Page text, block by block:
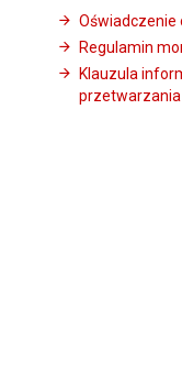
Oświadczenie
Regulamin
Klauzula